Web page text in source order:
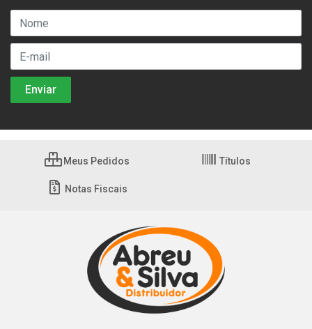
Meus Pedidos Títulos
Notas Fiscais